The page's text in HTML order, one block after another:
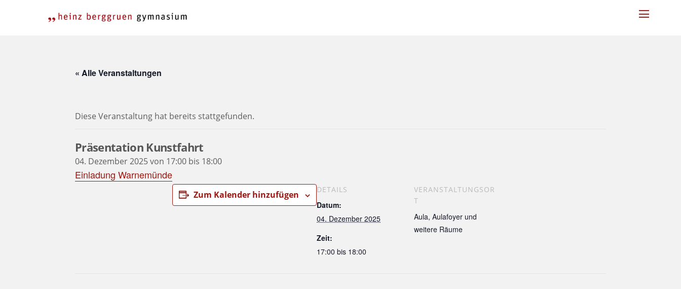
Menu
« Alle Veranstaltungen
Diese Veranstaltung hat bereits stattgefunden.
Präsentation Kunstfahrt
04. Dezember 2025 von 17:00 bis 18:00
Einladung Warnemünde
Zum Kalender hinzufügen DETAILS
Datum:
04. Dezember 2025
Zeit:
17:00 bis 18:00
VERANSTALTUNGSOR
T
Aula, Aulafoyer und
weitere Räume